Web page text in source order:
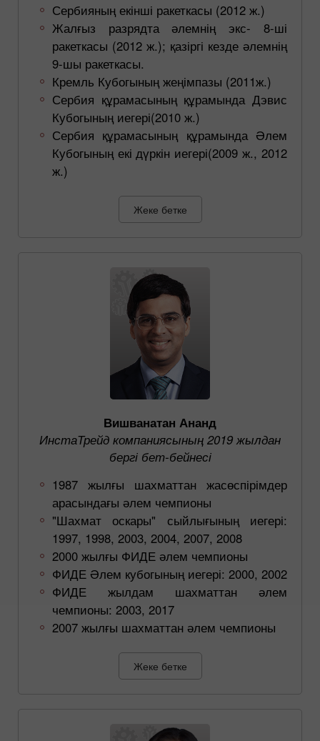
Сербияның екінші ракеткасы (2012 ж.)
Жалғыз разрядта әлемнің экс- 8-ші
ракеткасы (2012 ж.); қазіргі кезде әлемнің
9-шы ракеткасы.
Кремль Кубогының жеңімпазы (2011ж.)
Сербия құрамасының құрамында Дэвис
Кубогының иегері(2010 ж.)
Сербия құрамасының құрамында Әлем
Кубогының екі дүркін иегері(2009 ж., 2012
ж.)
Жеке бетке
Вишванатан Ананд
ИнстаТрейд компаниясының 2019 жылдан
бергі бет-бейнесі
1987 жылғы шахматтан жасөспірімдер
арасындағы әлем чемпионы
"Шахмат оскары" сыйлығының иегері:
1997, 1998, 2003, 2004, 2007, 2008
2000 жылғы ФИДЕ әлем чемпионы
ФИДЕ Әлем кубогының иегері: 2000, 2002
ФИДЕ жылдам шахматтан әлем
чемпионы: 2003, 2017
2007 жылғы шахматтан әлем чемпионы
Жеке бетке